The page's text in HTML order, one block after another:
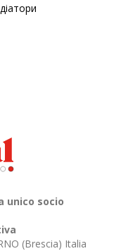
unico socio
(Brescia) Italia